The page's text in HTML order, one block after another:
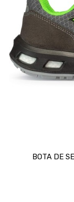
BOTA DE